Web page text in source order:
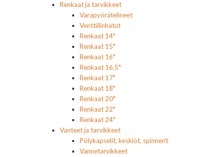
Renkaat ja tarvikkeet
Varapyörätelineet
Venttiilinhatut
Renkaat 14"
Renkaat 15"
Renkaat 16"
Renkaat 16,5"
Renkaat 17"
Renkaat 18"
Renkaat 20"
Renkaat 22"
Renkaat 24"
Vanteet ja tarvikkeet
Pölykapselit, keskiöt, spinnerit
Vannetarvikkeet